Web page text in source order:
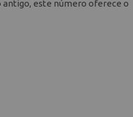
antigo, este número oferece o